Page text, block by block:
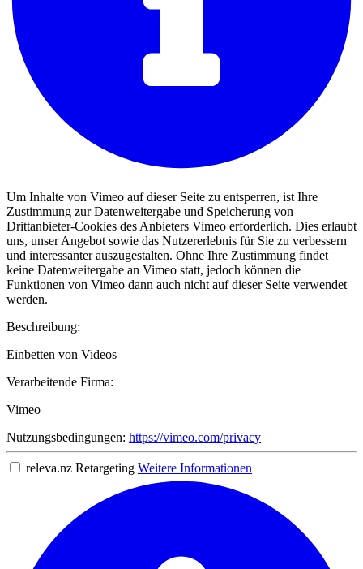
Um Inhalte von Vimeo auf dieser Seite zu entsperren, ist Ihre
Zustimmung zur Datenweitergabe und Speicherung von
Drittanbieter-Cookies des Anbieters Vimeo erforderlich. Dies erlaubt
uns, unser Angebot sowie das Nutzererlebnis für Sie zu verbessern
und interessanter auszugestalten. Ohne Ihre Zustimmung findet
keine Datenweitergabe an Vimeo statt, jedoch können die
Funktionen von Vimeo dann auch nicht auf dieser Seite verwendet
werden.
Beschreibung:
Einbetten von Videos
Verarbeitende Firma:
Vimeo
Nutzungsbedingungen: https://vimeo.com/privacy
releva.nz Retargeting Weitere Informationen